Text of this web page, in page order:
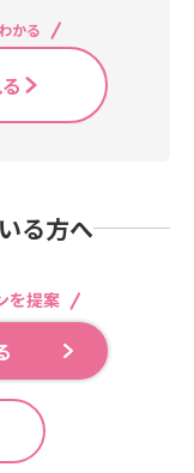
かる
る方へ
を提案